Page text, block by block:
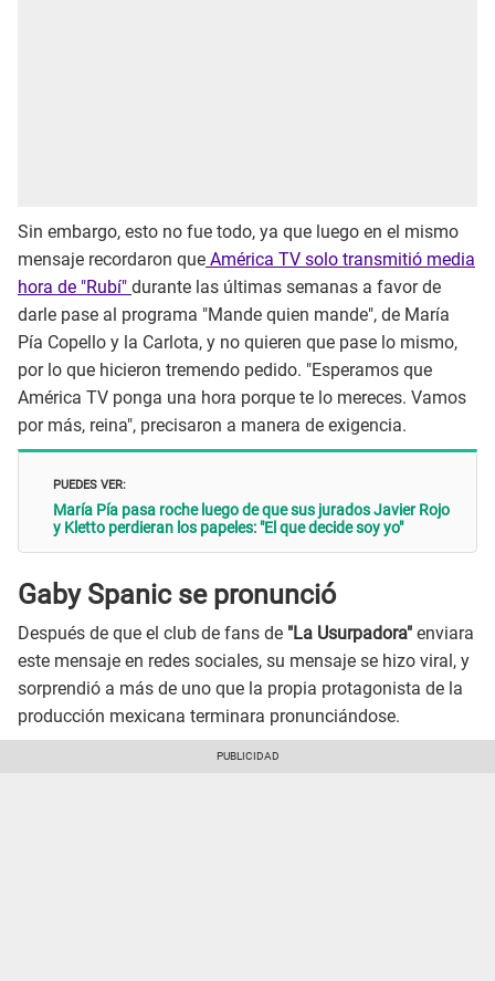
Sin embargo, esto no fue todo, ya que luego en el mismo
mensaje recordaron que América TV solo transmitió media
hora de "Rubí" durante las últimas semanas a favor de
darle pase al programa "Mande quien mande", de María
Pía Copello y la Carlota, y no quieren que pase lo mismo,
por lo que hicieron tremendo pedido. "Esperamos que
América TV ponga una hora porque te lo mereces. Vamos
por más, reina", precisaron a manera de exigencia.
PUEDES VER:
María Pía pasa roche luego de que sus jurados Javier Rojo
y Kletto perdieran los papeles: "El que decide soy yo"
Gaby Spanic se pronunció
Después de que el club de fans de "La Usurpadora" enviara
este mensaje en redes sociales, su mensaje se hizo viral, y
sorprendió a más de uno que la propia protagonista de la
producción mexicana terminara pronunciándose.